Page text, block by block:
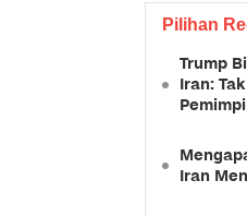
Pilihan
Trump
Iran:
Iran